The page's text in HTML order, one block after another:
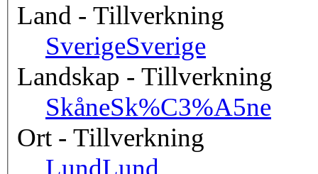
Land - Tillverkning
SverigeSverige
Landskap - Tillverkning
SkåneSk%C3%A5ne
Ort - Tillverkning
LundLund